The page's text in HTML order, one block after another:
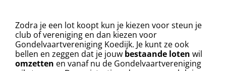
Zodra je een lot koopt kun je kiezen voor steun je
club of vereniging en dan kiezen voor
Gondelvaartvereniging Koedijk. Je kunt ze ook
bellen en zeggen dat je jouw bestaande loten wil
omzetten en vanaf nu de Gondelvaartvereniging